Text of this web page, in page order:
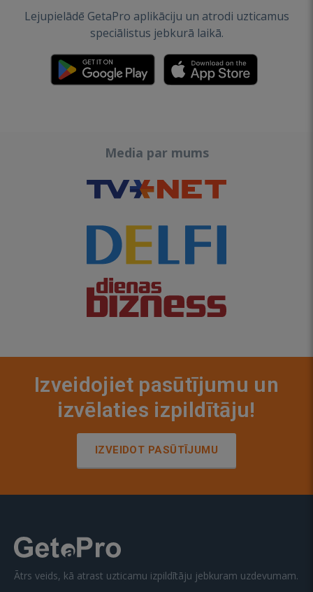
Lejupielādē GetaPro aplikāciju un atrodi uzticamus
speciālistus jebkurā laikā.
Media par mums
Izveidojiet pasūtījumu un
izvēlaties izpildītāju!
IZVEIDOT PASŪTĪJUMU
Ātrs veids, kā atrast uzticamu izpildītāju jebkuram uzdevumam.